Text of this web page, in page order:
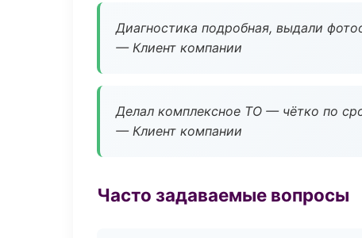
Диагностика подробная, выдали
— Клиент компании
Делал комплексное ТО — чётко по
— Клиент компании
Часто задаваемые вопросы